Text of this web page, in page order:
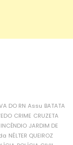
DO RN Assu BATATA
CRIME CRUZETA
INCÊNDIO JARDIM DE
NÉLTER QUEIROZ